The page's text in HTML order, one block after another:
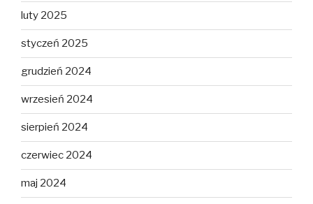
luty 2025
styczeń 2025
grudzień 2024
wrzesień 2024
sierpień 2024
czerwiec 2024
maj 2024